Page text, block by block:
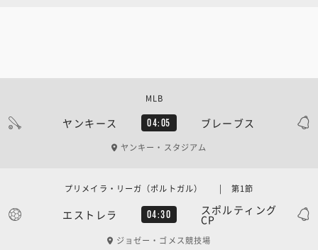
ヤンキース 04:05 ブレーブス
MLB
ヤンキー・スタジアム
エストレラ 04:30 スポルティング
CP
プリメイラ・リーガ（ポルトガル） | 第1節
ジョゼー・ゴメス競技場